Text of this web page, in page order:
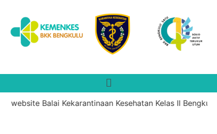
Balai Kekarantinaan Kesehatan Kelas II Bengkulu.